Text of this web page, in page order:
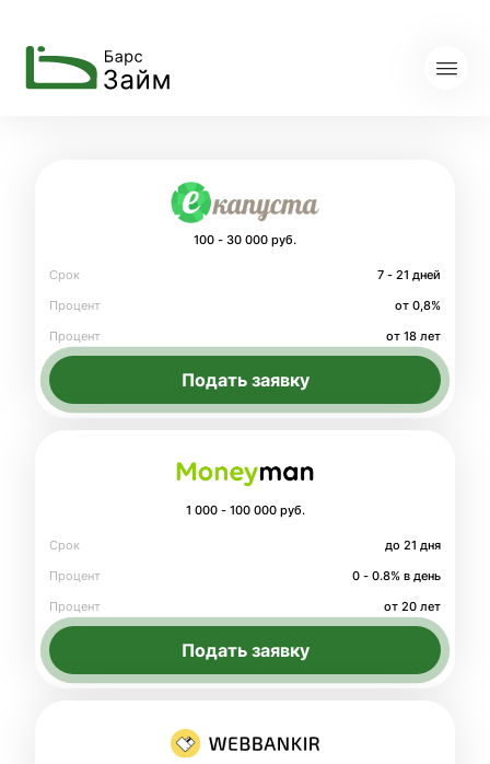
100 - 30 000 руб.
Срок
7 - 21 дней
Процент
от 0,8%
Процент
от 18 лет
Подать заявку
1 000 - 100 000 руб.
Срок
до 21 дня
Процент
0 - 0.8% в день
Процент
от 20 лет
Подать заявку